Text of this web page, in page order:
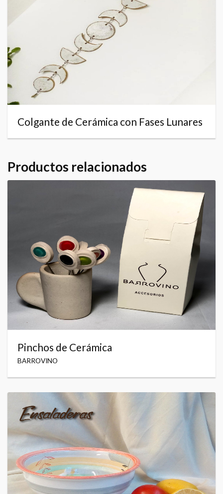
Colgante de Cerámica con Fases Lunares
Productos relacionados
Pinchos de Cerámica
BARROVINO